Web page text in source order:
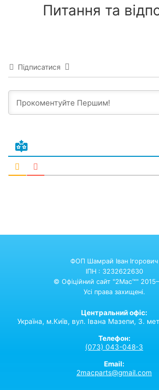
Питання та
Підписатися
ФОП Шамрай Іван Ігорович
ІПН : 3232622630
© Офіційний сайт "2Mac™"
Усі права захищені.
Центральний офіс:
Україна, м.Київ, вул. Івана Мазепи, 3.
Телефон:
(073) 043-048-3
Email:
2macparts@gmail.com